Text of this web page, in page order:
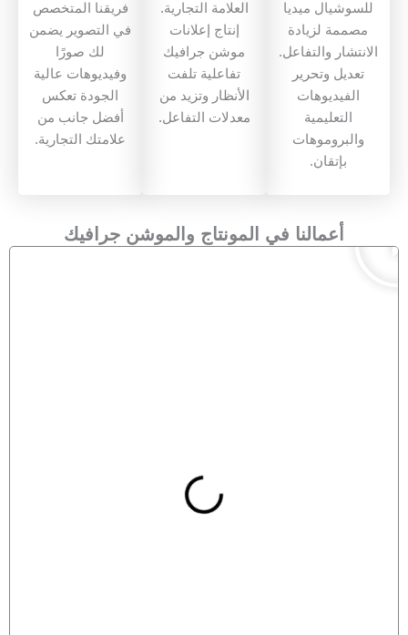
العلامة التجارية.
إنتاج إعلانات
موشن جرافيك
تفاعلية تلفت
الأنظار وتزيد من
معدلات التفاعل.
للسوشيال ميديا
مصممة لزيادة
الانتشار والتفاعل.
تعديل وتحرير
الفيديوهات
التعليمية
والبروموهات
بإتقان.
فريقنا المتخصص
في التصوير يضمن
لك صورًا
وفيديوهات عالية
الجودة تعكس
أفضل جانب من
علامتك التجارية.
أعمالنا في المونتاج والموشن جرافيك